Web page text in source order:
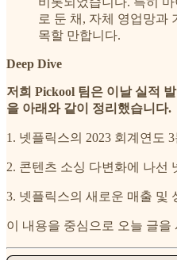
로 둔 채, 자체 영업망과
목할 만합니다.
Deep Dive
저희 Pickool 팀은 이날 실적
을 아래와 같이 정리했습니다.
1. 넷플릭스의 2023 회계연도
2. 콘텐츠 소싱 다변화에 나선
3. 넷플릭스의 새로운 매출 및
이 내용을 중심으로 오늘 글을